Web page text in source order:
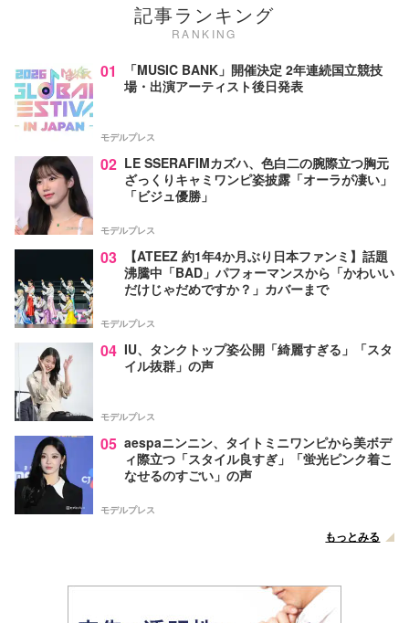
記事ランキング
RANKING
01
「MUSIC BANK」開催決定 2年連続国立競技
場・出演アーティスト後日発表
モデルプレス
02 LE SSERAFIMカズハ、色白二の腕際立つ胸元
ざっくりキャミワンピ姿披露「オーラが凄い」
「ビジュ優勝」
モデルプレス
03
【ATEEZ 約1年4か月ぶり日本ファンミ】話題
沸騰中「BAD」パフォーマンスから「かわいい
だけじゃだめですか？」カバーまで
モデルプレス
04 IU、タンクトップ姿公開「綺麗すぎる」「スタ
イル抜群」の声
モデルプレス
05 aespaニンニン、タイトミニワンピから美ボデ
ィ際立つ「スタイル良すぎ」「蛍光ピンク着こ
なせるのすごい」の声
モデルプレス
もっとみる